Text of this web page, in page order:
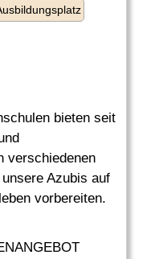
bieten seit
verschiedenen
Azubis auf
vorbereiten.